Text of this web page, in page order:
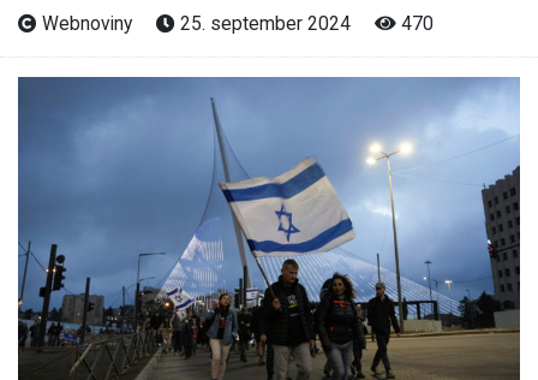
Webnoviny 25. september 2024 470